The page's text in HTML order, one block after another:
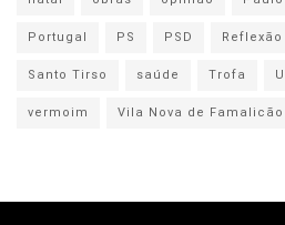
Portugal
PS PSD Reflexão
Santo Tirso
saúde Trofa
vermoim
Vila Nova de Famalicão